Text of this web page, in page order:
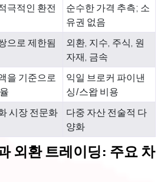
극적인 환전
순수한 가격 추측; 소
유권 없음
으로 제한됨
외환, 지수, 주식, 원
자재, 금속
을 기준으로
익일 브로커 파이낸
싱/스왑 비용
시장 전문화
다중 자산 전술적 다
양화
외환 트레이딩: 주요 차